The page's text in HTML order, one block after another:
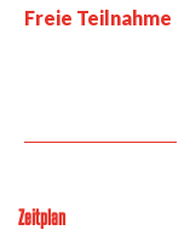
Freie Teilnahme
Zeitplan